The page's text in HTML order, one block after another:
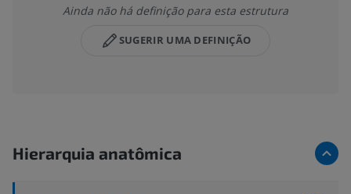
Ainda não há definição para esta estrutura
SUGERIR UMA DEFINIÇÃO
Hierarquia anatômica